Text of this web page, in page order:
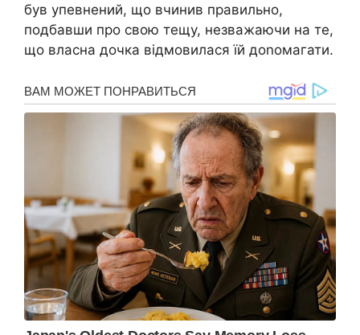
був упевнений, що вчинив правильно,
подбавши про свою тещу, незважаючи на те,
що власна дочка відмовилася їй доnомагати.